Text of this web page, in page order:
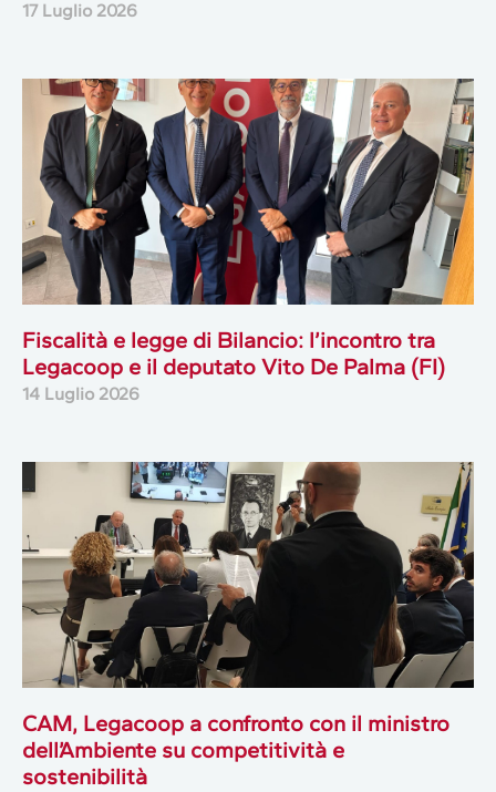
17 Luglio 2026
Fiscalità e legge di Bilancio: l’incontro tra
Legacoop e il deputato Vito De Palma (FI)
14 Luglio 2026
CAM, Legacoop a confronto con il ministro
dell’Ambiente su competitività e
sostenibilità